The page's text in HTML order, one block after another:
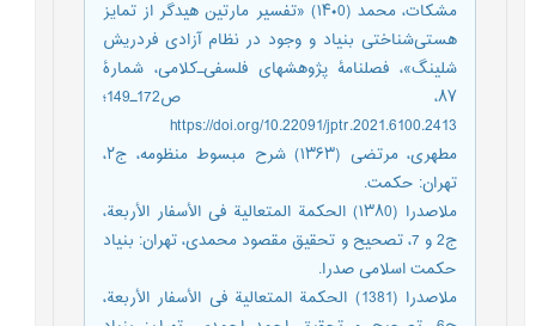
مشکات، محمد (۱۴۰0) «تفسیر مارتین هیدگر از تمایز
هستی‌شناختی بنیاد و وجود در نظام آزادی فردریش
شلینگ»، فصلنامۀ پژوهشهای فلسفی‌ـ‌کلامی، شمارۀ
۸۷، ص172ـ149؛
https://doi.org/10.22091/jptr.2021.6100.2413
مطهری، مرتضی (۱۳۶۳) شرح مبسوط منظومه، ج۲،
تهران: حکمت.
ملاصدرا (۱۳۸0) الحکمة المتعالیة فی الأسفار الأربعة،
ج2 و 7، تصحیح و تحقیق مقصود محمدی، تهران: بنیاد
حکمت اسلامی صدرا.
ملاصدرا (1381) الحکمة المتعالیة فی الأسفار الأربعة،